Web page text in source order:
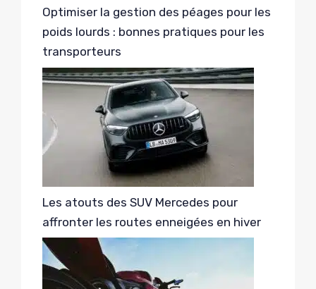
Optimiser la gestion des péages pour les
poids lourds : bonnes pratiques pour les
transporteurs
Les atouts des SUV Mercedes pour
affronter les routes enneigées en hiver